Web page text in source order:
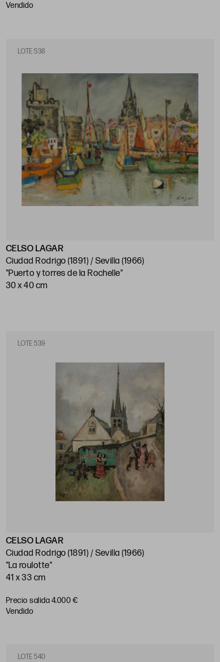
vendido
LOTE 538
CELSO LAGAR
Ciudad Rodrigo (1891) / Sevilla (1966)
"Puerto y torres de la Rochelle"
30 x 40 cm
LOTE 539
CELSO LAGAR
Ciudad Rodrigo (1891) / Sevilla (1966)
"La roulotte"
41 x 33 cm
Precio salida 4.000 €
vendido
LOTE 540